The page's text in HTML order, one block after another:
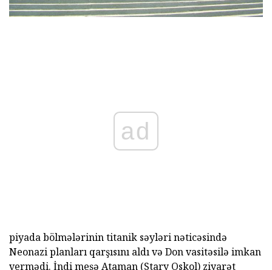
ad
piyada bölmələrinin titanik səyləri nəticəsində
Neonazi planları qarşısını aldı və Don vasitəsilə imkan
vermədi. İndi meşə Ataman (Stary Oskol) ziyarət